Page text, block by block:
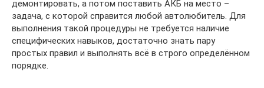
демонтировать, а потом поставить АКБ на место –
задача, с которой справится любой автолюбитель. Для
выполнения такой процедуры не требуется наличие
специфических навыков, достаточно знать пару
простых правил и выполнять всё в строго определённом
порядке.